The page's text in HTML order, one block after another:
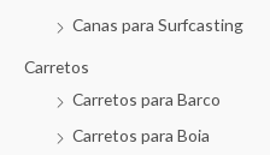
Canas para Surfcasting
Carretos
Carretos para Barco
Carretos para Boia